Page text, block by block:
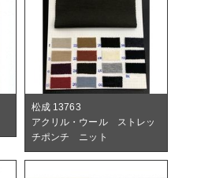
松成 13763
アクリル・ウール ストレッ
チポンチ ニット